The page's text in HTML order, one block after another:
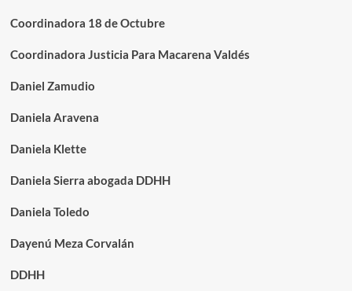
Coordinadora 18 de Octubre
Coordinadora Justicia Para Macarena Valdés
Daniel Zamudio
Daniela Aravena
Daniela Klette
Daniela Sierra abogada DDHH
Daniela Toledo
Dayenú Meza Corvalán
DDHH